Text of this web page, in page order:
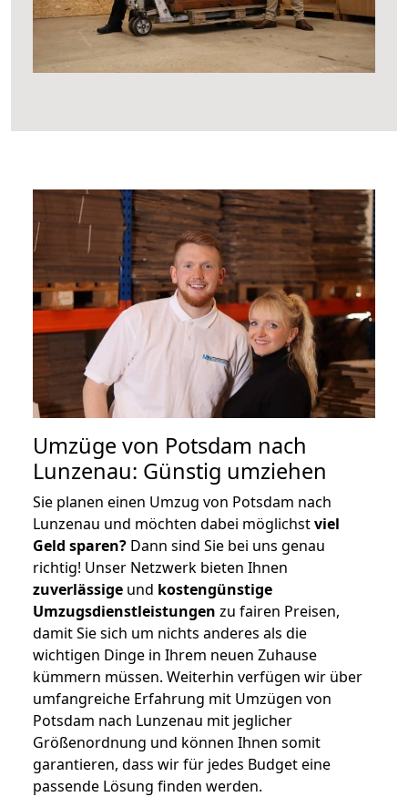
Umzüge von Potsdam nach
Lunzenau: Günstig umziehen
Sie planen einen Umzug von Potsdam nach
Lunzenau und möchten dabei möglichstviel
Geld sparen? Dann sind Sie bei uns genau
richtig! Unser Netzwerk bieten Ihnen
zuverlässige und kostengünstige
Umzugsdienstleistungen zu fairen Preisen,
damit Sie sich um nichts anderes als die
wichtigen Dinge in Ihrem neuen Zuhause
kümmern müssen. Weiterhin verfügen wir über
umfangreiche Erfahrung mit Umzügen von
Potsdam nach Lunzenau mit jeglicher
Größenordnung und können Ihnen somit
garantieren, dass wir für jedes Budget eine
passende Lösung finden werden.